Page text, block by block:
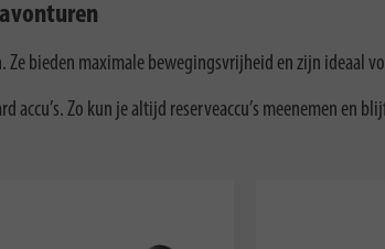
bieden maximale bewegingsvrijheid en zijn ideaal
Zo kun je altijd reserveaccu’s meenemen en